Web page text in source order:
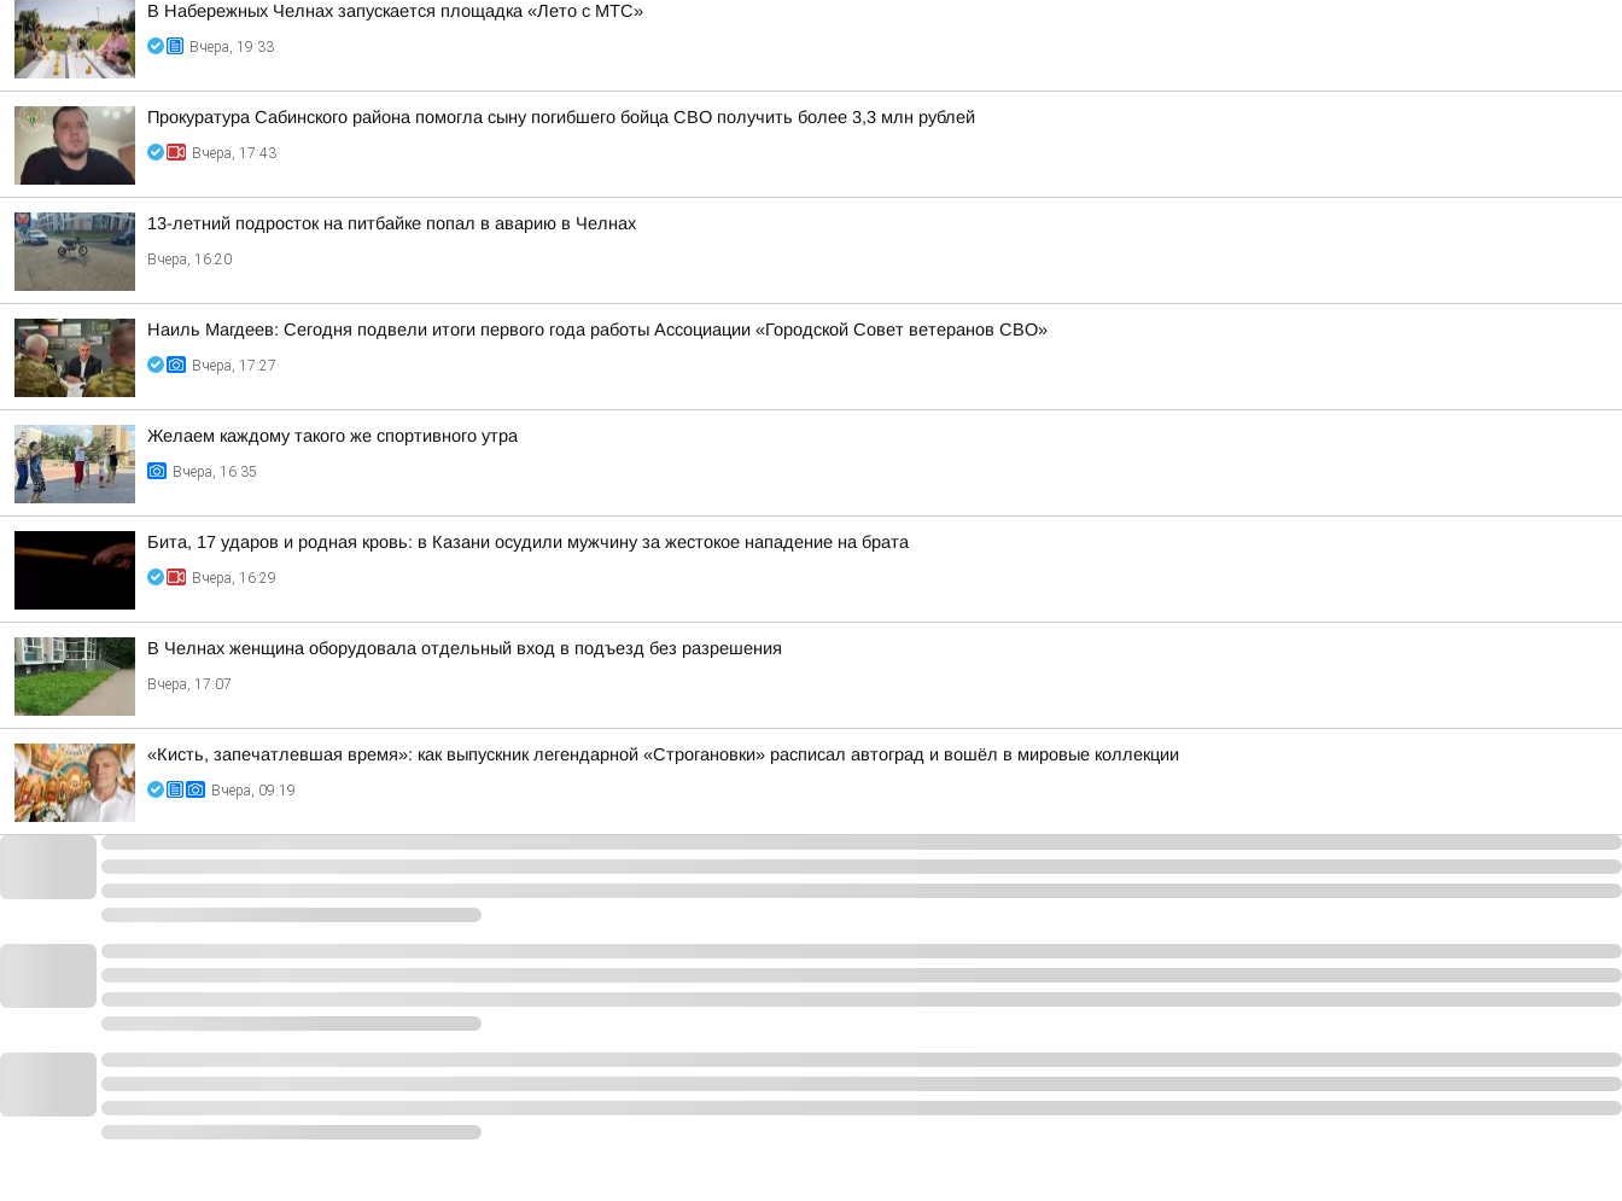
В Набережных Челнах запускается площадка «Лето с МТС»
Вчера, 19:33
Прокуратура Сабинского района помогла сыну погибшего бойца СВО получить более 3,3 млн рублей
Вчера, 17:43
13-летний подросток на питбайке попал в аварию в Челнах
Вчера, 16:20
Наиль Магдеев: Сегодня подвели итоги первого года работы Ассоциации «Городской Совет ветеранов СВО»
Вчера, 17:27
Желаем каждому такого же спортивного утра
Вчера, 16:35
Бита, 17 ударов и родная кровь: в Казани осудили мужчину за жестокое нападение на брата
Вчера, 16:29
В Челнах женщина оборудовала отдельный вход в подъезд без разрешения
Вчера, 17:07
«Кисть, запечатлевшая время»: как выпускник легендарной «Строгановки» расписал автоград и вошёл в мировые коллекции
Вчера, 09:19